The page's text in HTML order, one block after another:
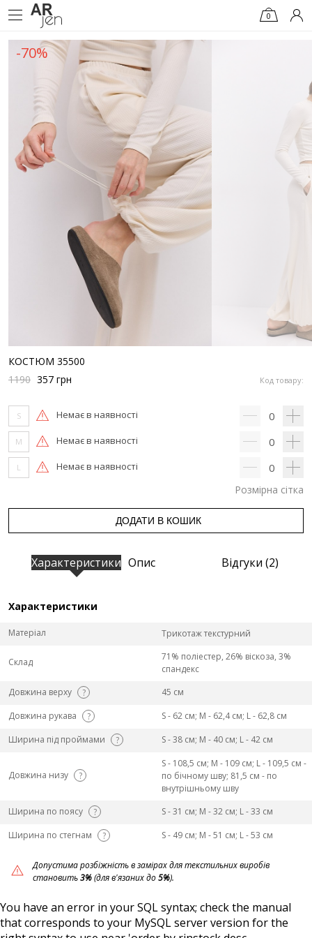
0
-70%
КОСТЮМ 35500
Код товару:
1190 357 грн
S Немає в наявності 0
M Немає в наявності 0
L Немає в наявності 0
Розмірна сітка
ДОДАТИ В КОШИК
Характеристики Опис Відгуки (2)
Характеристики
Матеріал Трикотаж текстурний
Склад
71% поліестер, 26% віскоза, 3%
спандекс
Довжина верху
?
45 см
Довжина рукава
?
S - 62 см; M - 62,4 см; L - 62,8 см
Ширина під проймами
? S - 38 см; M - 40 см; L - 42 см
Довжина низу ?
S - 108,5 см; M - 109 см; L - 109,5 см -
по бічному шву; 81,5 см - по
внутрішньому шву
Ширина по поясу
?
S - 31 см; M - 32 см; L - 33 см
Ширина по стегнам
? S - 49 см; M - 51 см; L - 53 см
Допустима розбіжність в замірах для текстильних виробів
становить3%(для в'язаних до5%).
You have an error in your SQL syntax; check the manual
that corresponds to your MySQL server version for the